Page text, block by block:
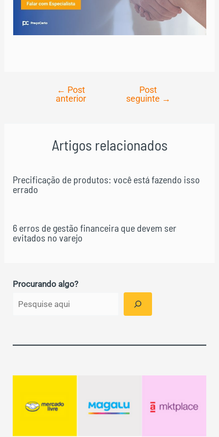
Navegação
← Post
anterior
Post
seguinte →
Artigos relacionados
Precificação de produtos: você está fazendo isso
errado
6 erros de gestão financeira que devem ser
evitados no varejo
Procurando algo?